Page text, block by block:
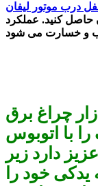
درب موتور لیفان
حاصل کنید. عملکرد
چراغ برق
با اتوبوس
دارد زیر
خود را